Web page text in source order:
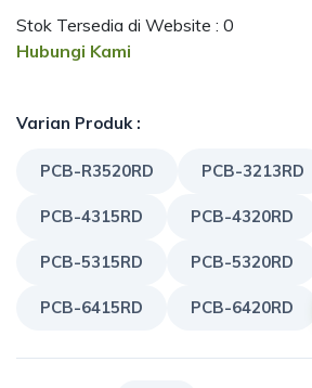
Stok Tersedia di Website : 0
Hubungi Kami
Varian Produk :
PCB-R3520RD PCB-3213RD
PCB-4315RD PCB-4320RD
PCB-5315RD PCB-5320RD
PCB-6415RD PCB-6420RD